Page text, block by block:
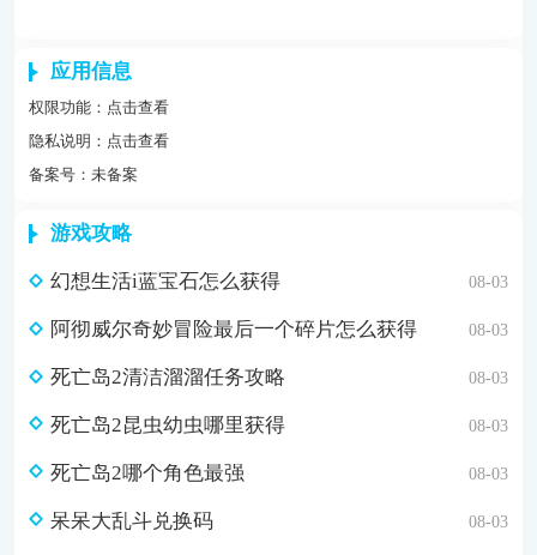
应用信息
权限功能： 点击查看
隐私说明： 点击查看
备案号：未备案
游戏攻略
幻想生活i蓝宝石怎么获得 08-03
阿彻威尔奇妙冒险最后一个碎片怎么获得 08-03
死亡岛2清洁溜溜任务攻略 08-03
死亡岛2昆虫幼虫哪里获得 08-03
死亡岛2哪个角色最强 08-03
呆呆大乱斗兑换码 08-03